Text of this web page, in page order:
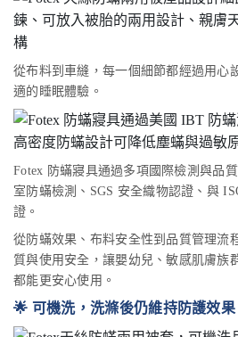
從布料到車縫，每一個細節都經過用心
適的睡眠體驗。
Fotex 防蟎寢具通過多項國際檢測與品
室防蟎檢測、SGS 安全織物認證、與
證。
從防蟎效果、布料安全性到品質管理流
質與使用安全，讓嬰幼兒、敏感肌膚族
都能更安心使用。
🌟 可機洗，洗滌後仍維持防護效果